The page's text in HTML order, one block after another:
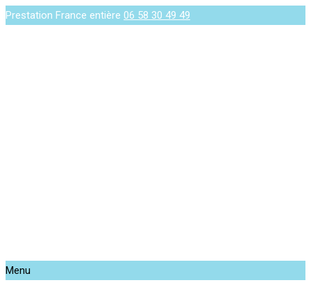
Prestation France entière 06 58 30 49 49
Menu